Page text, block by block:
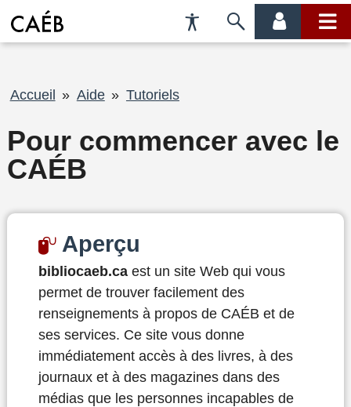
Préférences
d'accessibilité
Passer
menu
menu
Fil
Accueil Aide Tutoriels
Pour commencer avec le
CAÉB
Aperçu
bibliocaeb.caest un site Web qui vous
permet de trouver facilement des
renseignements à propos de CAÉB et de
ses services. Ce site vous donne
immédiatement accès à des livres, à des
journaux et à des magazines dans des
médias que les personnes incapables de